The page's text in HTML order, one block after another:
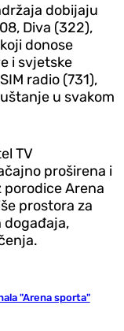
dobijaju
Diva (322),
donose
i svjetske
radio (731),
u svakom
TV
proširena i
porodice Arena
prostora za
"Arena sporta"